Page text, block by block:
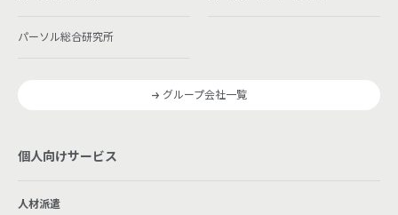
パーソル総合研究所
グループ会社一覧
個人向けサービス
人材派遣